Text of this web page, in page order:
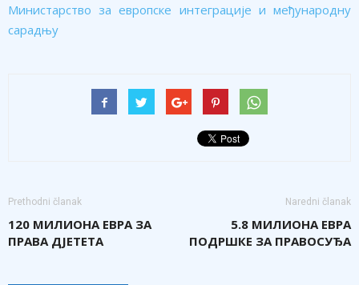
Министарство за европске интеграције и међународну
сарадњу
Prethodni članak
120 МИЛИОНА ЕВРА ЗА
ПРАВА ДЈЕТЕТА
Naredni članak
5.8 МИЛИОНА ЕВРА
ПОДРШКЕ ЗА ПРАВОСУЂА